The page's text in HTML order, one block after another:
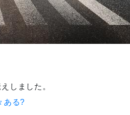
しました。
ある?